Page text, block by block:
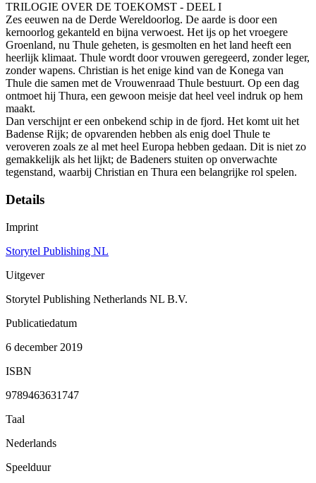
TRILOGIE OVER DE TOEKOMST - DEEL I
Zes eeuwen na de Derde Wereldoorlog. De aarde is door een
kernoorlog gekanteld en bijna verwoest. Het ijs op het vroegere
Groenland, nu Thule geheten, is gesmolten en het land heeft een
heerlijk klimaat. Thule wordt door vrouwen geregeerd, zonder leger,
zonder wapens. Christian is het enige kind van de Konega van
Thule die samen met de Vrouwenraad Thule bestuurt. Op een dag
ontmoet hij Thura, een gewoon meisje dat heel veel indruk op hem
maakt.
Dan verschijnt er een onbekend schip in de fjord. Het komt uit het
Badense Rijk; de opvarenden hebben als enig doel Thule te
veroveren zoals ze al met heel Europa hebben gedaan. Dit is niet zo
gemakkelijk als het lijkt; de Badeners stuiten op onverwachte
tegenstand, waarbij Christian en Thura een belangrijke rol spelen.
Details
Imprint
Storytel Publishing NL
Uitgever
Storytel Publishing Netherlands NL B.V.
Publicatiedatum
6 december 2019
ISBN
9789463631747
Taal
Nederlands
Speelduur